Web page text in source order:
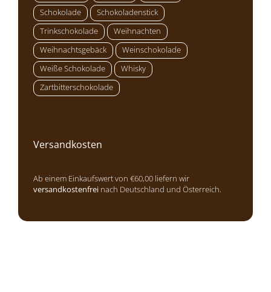
Schokolade
Schokoladenstick
Trinkschokolade
Weihnachten
Weihnachtsgebäck
Weinschokolade
Weiße Schokolade
Whisky
Zartbitterschokolade
Versandkosten
Ab einem Einkaufswert von €60,00 liefern wir
versandkostenfrei nach Deutschland und Österreich.